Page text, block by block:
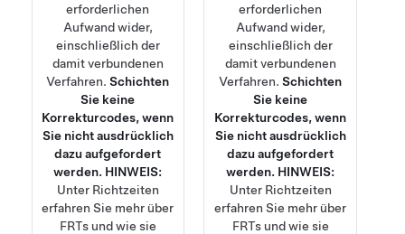
erforderlichen
Aufwand wider,
einschließlich der
damit verbundenen
Verfahren.Schichten
Sie keine
Korrekturcodes, wenn
Sie nicht ausdrücklich
dazu aufgefordert
werden. HINWEIS:
Unter Richtzeiten
erfahren Sie mehr über
FRTs und wie sie
erforderlichen
Aufwand wider,
einschließlich der
damit verbundenen
Verfahren.Schichten
Sie keine
Korrekturcodes, wenn
Sie nicht ausdrücklich
dazu aufgefordert
werden. HINWEIS:
Unter Richtzeiten
erfahren Sie mehr über
FRTs und wie sie